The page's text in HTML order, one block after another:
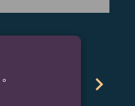
chevron_right